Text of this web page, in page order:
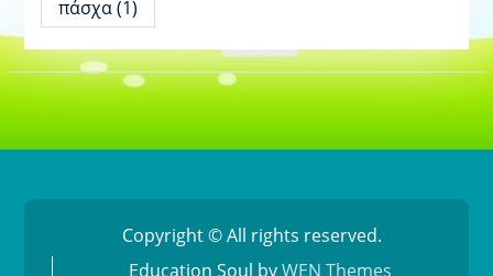
πάσχα(1)
Copyright © All rights reserved.
Education Soul byWEN Themes